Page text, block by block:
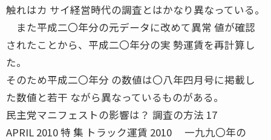
触れはカ サイ経営時代の調査とはかなり異なっている。
また平成二〇年分の元データに改めて異常 値が確認
されたことから、平成二〇年分の実 勢運賃を再計算し
た。
そのため平成二〇年分 の数値は〇八年四月号に掲載し
た数値と若干 ながら異なっているものがある。
民主党マニフェストの影響は？ 調査の方法 17
APRIL 2010 特 集 トラック運賃 2010 一九九〇年の